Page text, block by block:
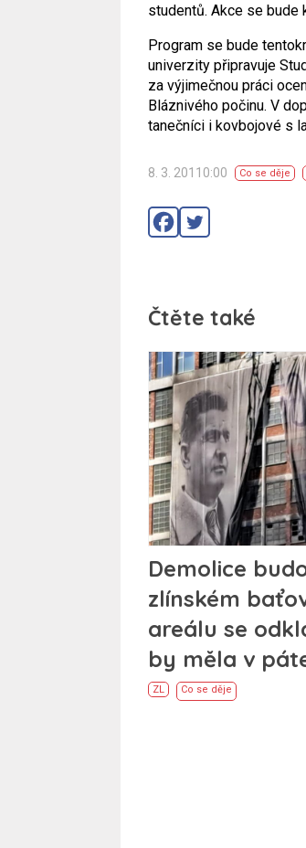
studentů. Akce se bude
Program se bude
univerzity připravuje
za výjimečnou práci
Bláznivého počinu. V
tanečníci i kovbojové s
8. 3. 20110:00 Co se děje
Čtěte také
Demolice
zlínském
areálu se
by měla v
ZL Co se děje